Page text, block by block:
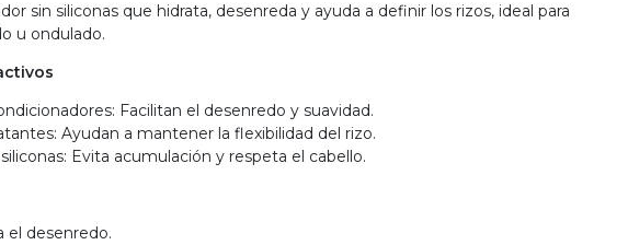
sin siliconas que hidrata, desenreda y ayuda a definir los rizos, ideal para
u ondulado.
Facilitan el desenredo y suavidad.
Ayudan a mantener la flexibilidad del rizo.
Evita acumulación y respeta el cabello.
el desenredo.